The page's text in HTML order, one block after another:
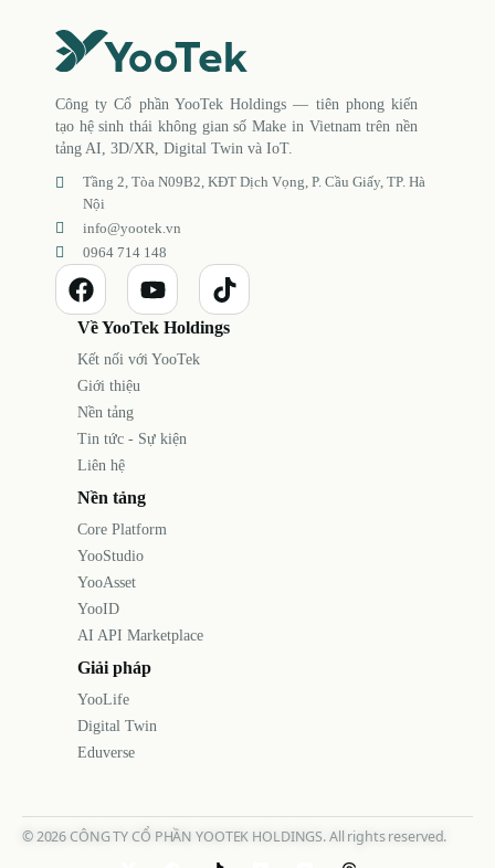
Công ty Cổ phần YooTek Holdings — tiên phong kiến
tạo hệ sinh thái không gian số Make in Vietnam trên nền
tảng AI, 3D/XR, Digital Twin và IoT.
Tầng 2, Tòa N09B2, KĐT Dịch Vọng, P. Cầu Giấy, TP. Hà
Nội
info@yootek.vn
0964 714 148
Về YooTek Holdings
Kết nối với YooTek
Giới thiệu
Nền tảng
Tin tức - Sự kiện
Liên hệ
Nền tảng
Core Platform
YooStudio
YooAsset
YooID
AI API Marketplace
Giải pháp
YooLife
Digital Twin
Eduverse
©2026CÔNG TY CỔ PHẦN YOOTEK HOLDINGS. All rights reserved.